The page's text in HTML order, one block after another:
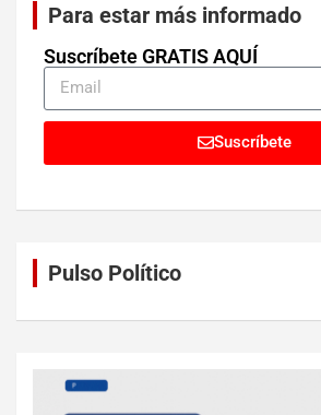
Para estar más informado
Suscríbete GRATIS AQUÍ
Suscríbete
Pulso Político